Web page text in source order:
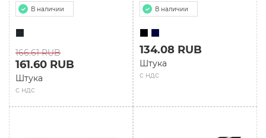
В наличии
166.61 RUB
с ндс
161.60 RUB
Штука
В наличии
с ндс
134.08 RUB
Штука